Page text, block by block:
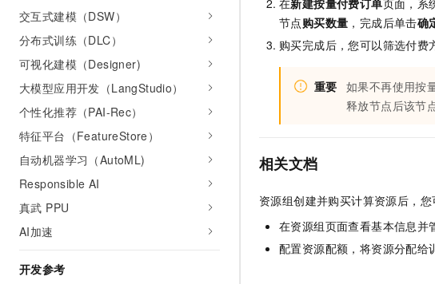
交互式建模（DSW）
分布式训练（DLC）
可视化建模（Designer)
大模型应用开发（LangStudio）
个性化推荐（PAI-Rec）
特征平台（FeatureStore）
自动机器学习（AutoML)
Responsible AI
真武 PPU
AI加速
开发参考
节点购买数量 ，完成后单击确
购买完成后，您可以筛选付费
重要 如果不再使用按
释放节点后该节
相关文档
资源组创建并购买计算资源后，您
在资源组页面查看基本信息并
配置资源配额，将资源分配给